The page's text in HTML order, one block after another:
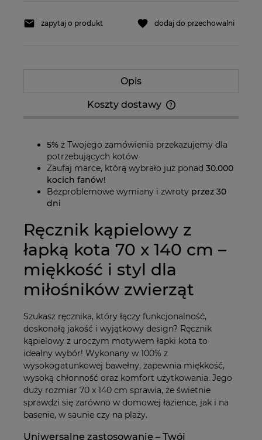
zapytaj o produkt dodaj do przechowalni
Opis
Koszty dostawy
5% z Twojego zamówienia przekazujemy dla
potrzebujących kotów
Zaufaj marce, którą wybrało już ponad 30.000
kocich fanów!
Bezproblemowe wymiany i zwroty przez 30
dni
Ręcznik kąpielowy z
łapką kota 70 x 140 cm –
miękkość i styl dla
miłośników zwierząt
Szukasz ręcznika, który łączy funkcjonalność,
doskonałą jakość i wyjątkowy design? Ręcznik
kąpielowy z uroczym motywem łapki kota to
idealny wybór! Wykonany w 100% z
wysokogatunkowej bawełny, zapewnia miękkość,
wysoką chłonność oraz komfort użytkowania. Jego
duży rozmiar 70 x 140 cm sprawia, że świetnie
sprawdzi się zarówno w domowej łazience, jak i na
basenie, w saunie czy na plaży.
Uniwersalne zastosowanie – Twój